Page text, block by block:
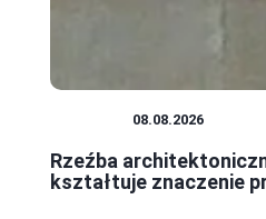
08.08.2026
Rzeźba
kształtuje znaczenie